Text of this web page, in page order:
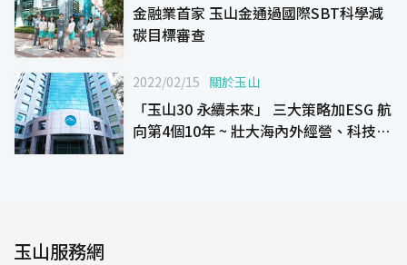
金融業首家 玉山金通過國際SBT科學減
碳目標審查
2022/02/15 關於玉山
「玉山30 永續未來」 三大策略加ESG 航
向第4個10年 ~ 壯大海內外經營、科技領
玉山服務網